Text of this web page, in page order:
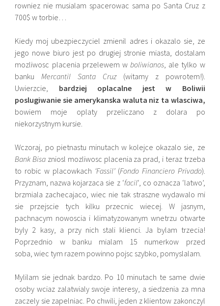
rowniez nie musialam spacerowac sama po Santa Cruz z
700$ w torbie…
Kiedy moj ubezpieczyciel zmienil adres i okazalo sie, ze
jego nowe biuro jest po drugiej stronie miasta, dostalam
mozliwosc placenia przelewem wboliwianos, ale tylko w
bankuMercantil Santa Cruz(witamy z powrotem!).
Uwierzcie, bardziej oplacalne jest w Boliwii
poslugiwanie sie amerykanska waluta niz ta wlasciwa,
bowiem moje oplaty przeliczano z dolara po
niekorzystnym kursie.
Wczoraj, po pietnastu minutach w kolejce okazalo sie, ze
Bank Bisa zniosl mozliwosc placenia za prad, i teraz trzeba
to robic w placowkach ‘Fassil’(Fondo Financiero Privado).
Przyznam, nazwa kojarzaca sie z ‘facil‘, co oznacza ‘latwo’,
brzmiala zachecajaco, wiec nie tak straszne wydawalo mi
sie przejscie tych kilku przecnic wiecej. W jasnym,
pachnacym nowoscia i klimatyzowanym wnetrzu otwarte
byly 2 kasy, a przy nich stali klienci. Ja bylam trzecia!
Poprzednio w banku mialam 15 numerkow przed
soba, wiec tym razem powinno pojsc szybko, pomyslalam.
Mylilam sie jednak bardzo. Po 10 minutach te same dwie
osoby wciaz zalatwialy swoje interesy, a siedzenia za mna
zaczely sie zapelniac. Po chwili, jeden z klientow zakonczyl